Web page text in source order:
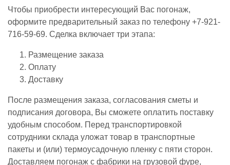
Чтобы приобрести интересующий Вас погонаж,
оформите предварительный заказ по телефону +7-921-
716-59-69. Сделка включает три этапа:
Размещение заказа
Оплату
Доставку
После размещения заказа, согласования сметы и
подписания договора, Вы сможете оплатить поставку
удобным способом. Перед транспортировкой
сотрудники склада уложат товар в транспортные
пакеты и (или) термоусадочную пленку с пяти сторон.
Доставляем погонаж с фабрики на грузовой фуре,